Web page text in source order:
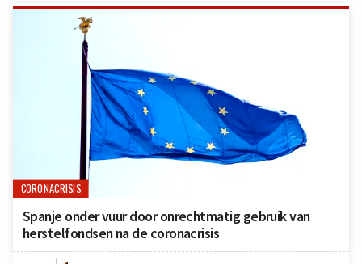
CORONACRISIS
Spanje onder vuur door onrechtmatig gebruik van
herstelfondsen na de coronacrisis